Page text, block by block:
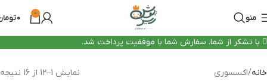
منو 0
0
با تشکر از شما. سفارش شما با موفقیت پرداخت شد.
خانه اکسسوری نمایش 1–12 از 16 نتیجه